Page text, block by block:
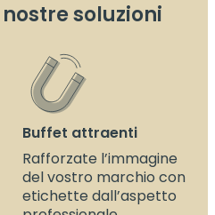
soluzioni
Buffet attraenti
Rafforzate l’immagine
del vostro marchio con
etichette dall’aspetto